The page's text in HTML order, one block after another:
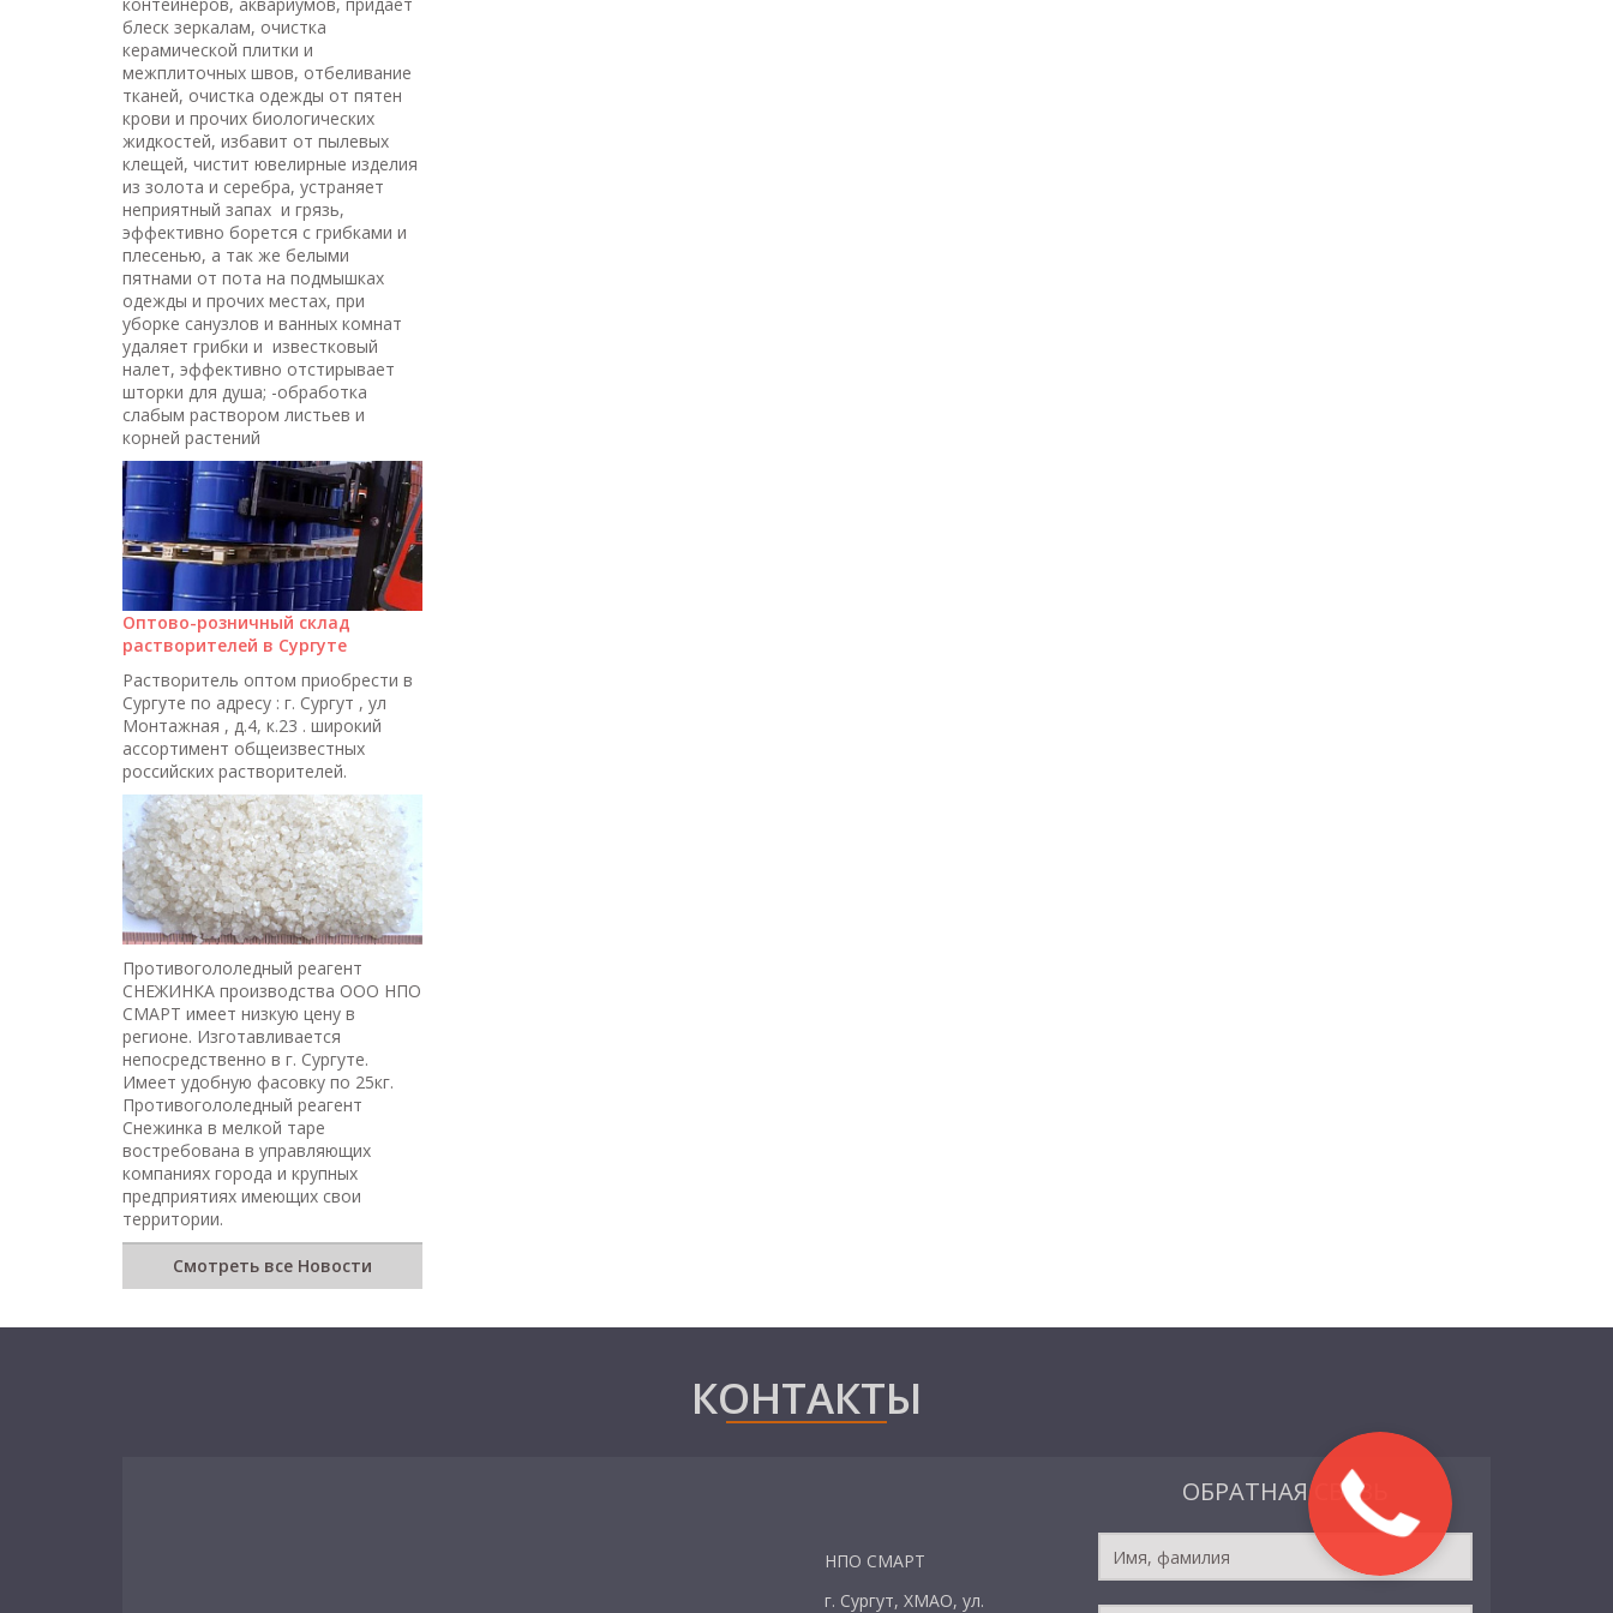
блеск зеркалам, очистка
керамической плитки и
межплиточных швов, отбеливание
тканей, очистка одежды от пятен
крови и прочих биологических
жидкостей, избавит от пылевых
клещей, чистит ювелирные изделия
из золота и серебра, устраняет
неприятный запах и грязь,
эффективно борется с грибками и
плесенью, а так же белыми
пятнами от пота на подмышках
одежды и прочих местах, при
уборке санузлов и ванных комнат
удаляет грибки и известковый
налет, эффективно отстирывает
шторки для душа; -обработка
слабым раствором листьев и
корней растений
Оптово-розничный склад
растворителей в Сургуте
Растворитель оптом приобрести в
Сургуте по адресу : г. Сургут , ул
Монтажная , д.4, к.23 . широкий
ассортимент общеизвестных
российских растворителей.
Противогололедный реагент
СНЕЖИНКА производства ООО НПО
СМАРТ имеет низкую цену в
регионе. Изготавливается
непосредственно в г. Сургуте.
Имеет удобную фасовку по 25кг.
Противогололедный реагент
Снежинка в мелкой таре
востребована в управляющих
компаниях города и крупных
предприятиях имеющих свои
территории.
Смотреть все Новости
КОНТАКТЫ
НПО СМАРТ
г. Сургут, ХМАО, ул.
ОБРАТНАЯ СВЯЗЬ